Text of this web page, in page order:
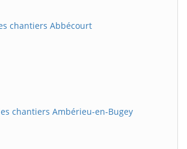
chantiers Abbécourt
chantiers Ambérieu-en-Bugey